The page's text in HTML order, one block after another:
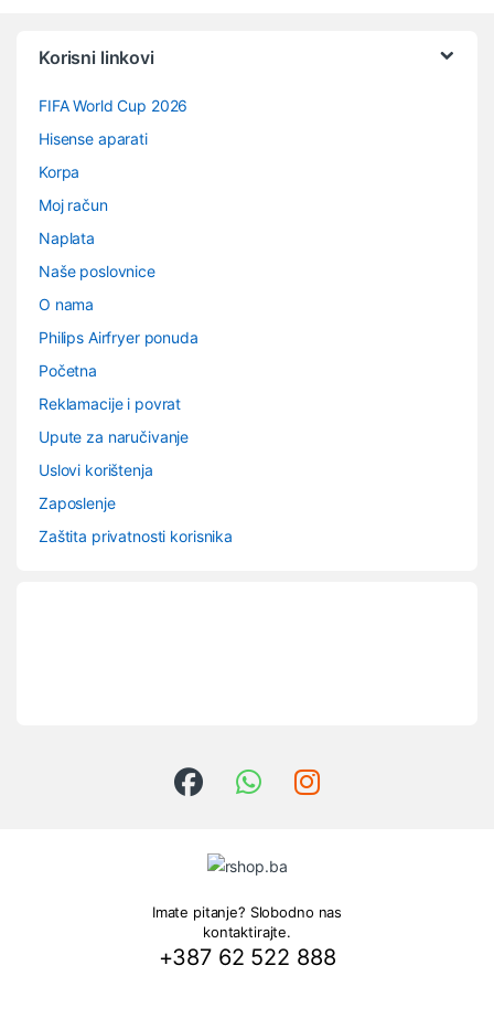
Korisni linkovi
FIFA World Cup 2026
Hisense aparati
Korpa
Moj račun
Naplata
Naše poslovnice
O nama
Philips Airfryer ponuda
Početna
Reklamacije i povrat
Upute za naručivanje
Uslovi korištenja
Zaposlenje
Zaštita privatnosti korisnika
Imate pitanje? Slobodno nas
kontaktirajte.
+387 62 522 888